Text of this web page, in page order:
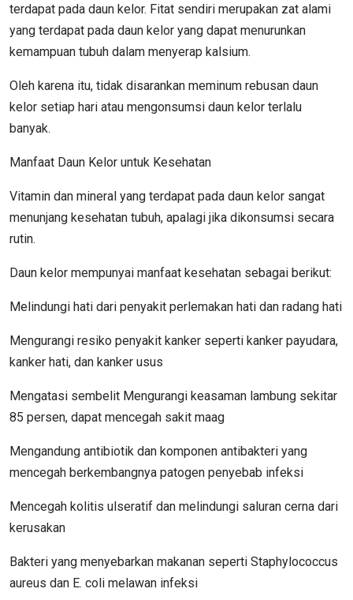
terdapat pada daun kelor. Fitat sendiri merupakan zat alami
yang terdapat pada daun kelor yang dapat menurunkan
kemampuan tubuh dalam menyerap kalsium.
Oleh karena itu, tidak disarankan meminum rebusan daun
kelor setiap hari atau mengonsumsi daun kelor terlalu
banyak.
Manfaat Daun Kelor untuk Kesehatan
Vitamin dan mineral yang terdapat pada daun kelor sangat
menunjang kesehatan tubuh, apalagi jika dikonsumsi secara
rutin.
Daun kelor mempunyai manfaat kesehatan sebagai berikut:
Melindungi hati dari penyakit perlemakan hati dan radang hati
Mengurangi resiko penyakit kanker seperti kanker payudara,
kanker hati, dan kanker usus
Mengatasi sembelit Mengurangi keasaman lambung sekitar
85 persen, dapat mencegah sakit maag
Mengandung antibiotik dan komponen antibakteri yang
mencegah berkembangnya patogen penyebab infeksi
Mencegah kolitis ulseratif dan melindungi saluran cerna dari
kerusakan
Bakteri yang menyebarkan makanan seperti Staphylococcus
aureus dan E. coli melawan infeksi